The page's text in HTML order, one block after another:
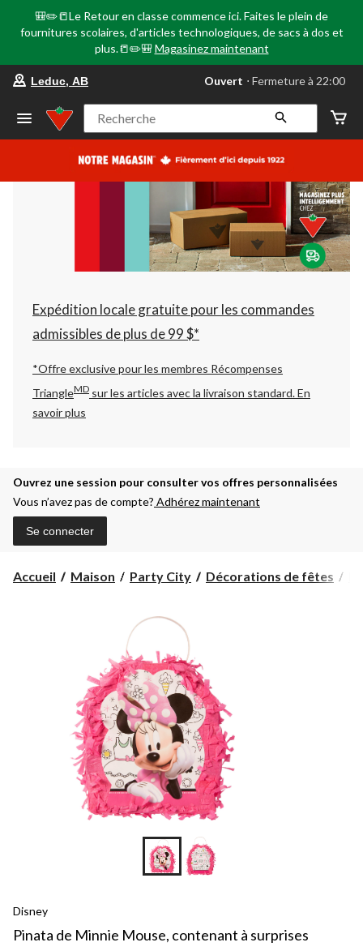
🎒✏️📒Le Retour en classe commence ici. Faites le plein de
fournitures scolaires, d'articles technologiques, de sacs à dos et
plus.📒✏️🎒 Magasinez maintenant
votre
préféré
Leduc,
AB,
courament
Fermeture
à
22:00
cliquer
pour
changer
Leduc, AB Ouvert ⋅ Fermeture à 22:00
Recherche
Expédition locale gratuite pour les commandes
admissibles de plus de 99 $*
*Offre exclusive pour les membres Récompenses
TriangleMD sur les articles avec la livraison standard.En
savoir plus
Ouvrez une session pour consulter vos offres personnalisées
Vous n’avez pas de compte? Adhérez maintenant
Se connecter
Accueil Maison Party City Décorations de fêtes
Disney
Pinata de Minnie Mouse, contenant à surprises